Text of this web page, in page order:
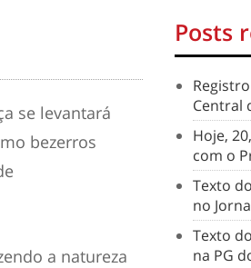
se levantará
bezerros
a natureza
Posts
Central
Hoje,
com o
Texto
no
Texto
na PG